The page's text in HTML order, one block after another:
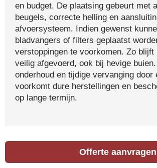
en budget. De plaatsing gebeurt met
beugels, correcte helling en
afvoersysteem. Indien gewenst
bladvangers of filters geplaatst
verstoppingen te voorkomen. Zo blijft
veilig afgevoerd, ook bij hevige
onderhoud en tijdige vervanging door
voorkomt dure herstellingen en
op lange termijn.
Offerte aanvragen